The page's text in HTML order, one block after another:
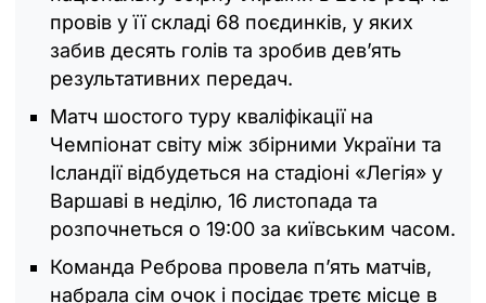
провів у її складі 68 поєдинків, у яких
забив десять голів та зробив дев’ять
результативних передач.
Матч шостого туру кваліфікації на
Чемпіонат світу між збірними України та
Ісландії відбудеться на стадіоні «Легія» у
Варшаві в неділю, 16 листопада та
розпочнеться о 19:00 за київським часом.
Команда Реброва провела п’ять матчів,
набрала сім очок і посідає третє місце в